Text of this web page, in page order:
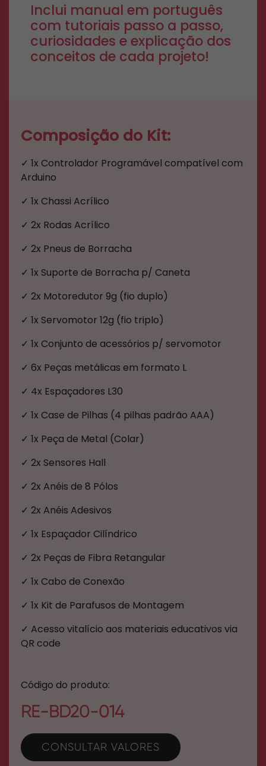
Inclui manual em português
com tutoriais passo a passo,
curiosidades e explicação dos
conceitos de cada projeto!
Composição do Kit:
✓ 1x Controlador Programável compatível com
Arduino
✓ 1x Chassi Acrílico
✓ 2x Rodas Acrílico
✓ 2x Pneus de Borracha
✓ 1x Suporte de Borracha p/ Caneta
✓ 2x Motoredutor 9g (fio duplo)
✓ 1x Servomotor 12g (fio triplo)
✓ 1x Conjunto de acessórios p/ servomotor
✓ 6x Peças metálicas em formato L
✓ 4x Espaçadores L30
✓ 1x Case de Pilhas (4 pilhas padrão AAA)
✓ 1x Peça de Metal (Colar)
✓ 2x Sensores Hall
✓ 2x Anéis de 8 Pólos
✓ 2x Anéis Adesivos
✓ 1x Espaçador Cilíndrico
✓ 2x Peças de Fibra Retangular
✓ 1x Cabo de Conexão
✓ 1x Kit de Parafusos de Montagem
✓ Acesso vitalício aos materiais educativos via
QR code
Código do produto:
RE-BD20-014
CONSULTAR VALORES